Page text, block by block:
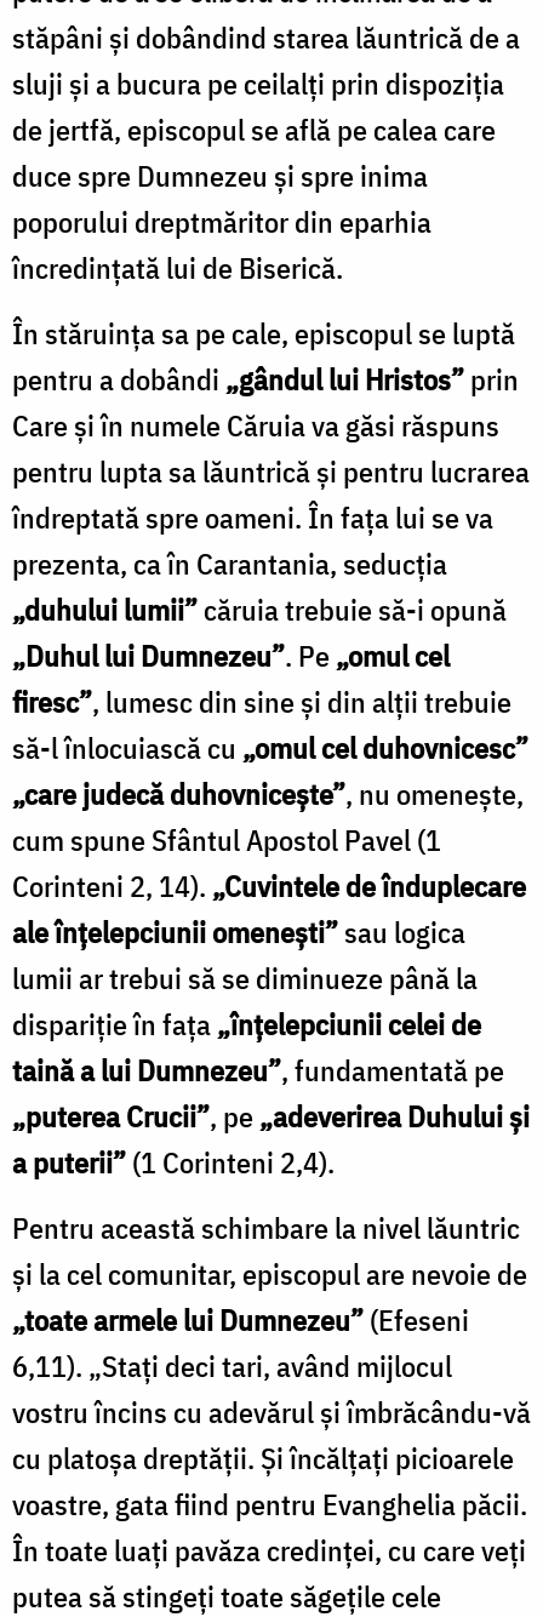
stăpâni și dobândind starea lăuntrică de a
sluji și a bucura pe ceilalți prin dispoziția
de jertfă, episcopul se află pe calea care
duce spre Dumnezeu și spre inima
poporului dreptmăritor din eparhia
încredințată lui de Biserică.
În stăruința sa pe cale, episcopul se luptă
pentru a dobândi „gândul lui Hristos”prin
Care și în numele Căruia va găsi răspuns
pentru lupta sa lăuntrică și pentru lucrarea
îndreptată spre oameni. În fața lui se va
prezenta, ca în Carantania, seducția
„duhului lumii”căruia trebuie să-i opună
„Duhul lui Dumnezeu”. Pe„omul cel
firesc”, lumesc din sine și din alții trebuie
să-l înlocuiască cu „omul cel duhovnicesc”
„care judecă duhovnicește”, nu omenește,
cum spune Sfântul Apostol Pavel (1
Corinteni 2, 14). „Cuvintele de înduplecare
ale înțelepciunii omenești”sau logica
lumii ar trebui să se diminueze până la
dispariție în fața„înțelepciunii celei de
taină a lui Dumnezeu”, fundamentată pe
„puterea Crucii”, pe„adeverirea Duhului și
a puterii”(1 Corinteni 2,4).
Pentru această schimbare la nivel lăuntric
și la cel comunitar, episcopul are nevoie de
„toate armele lui Dumnezeu”(Efeseni
6,11). „Stați deci tari, având mijlocul
vostru încins cu adevărul şi îmbrăcându-vă
cu platoşa dreptăţii. Şi încălţaţi picioarele
voastre, gata fiind pentru Evanghelia păcii.
În toate luaţi pavăza credinţei, cu care veţi
putea să stingeţi toate săgeţile cele